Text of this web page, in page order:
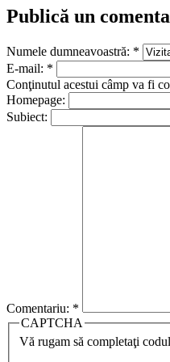
Publică un
Numele dumneavoastră: *
E-mail: *
Conţinutul acestui câmp va fi
Homepage:
Subiect:
Comentariu: *
CAPTCHA
Vă rugam să completaţi